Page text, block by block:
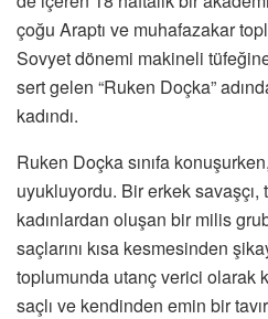
çoğu Araptı ve muhafazakar
Sovyet dönemi makineli
sert gelen “Ruken Doçka”
kadındı.
Ruken Doçka sınıfa
uyukluyordu. Bir erkek savaşçı,
kadınlardan oluşan bir milis
saçlarını kısa kesmesinden
toplumunda utanç verici olarak
saçlı ve kendinden emin bir